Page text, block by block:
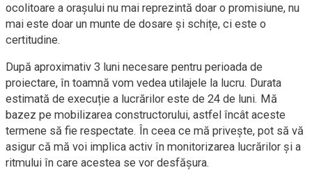
ocolitoare a orașului nu mai reprezintă doar o promisiune, nu
mai este doar un munte de dosare și schițe, ci este o
certitudine.
După aproximativ 3 luni necesare pentru perioada de
proiectare, în toamnă vom vedea utilajele la lucru. Durata
estimată de execuție a lucrărilor este de 24 de luni. Mă
bazez pe mobilizarea constructorului, astfel încât aceste
termene să fie respectate. În ceea ce mă privește, pot să vă
asigur că mă voi implica activ în monitorizarea lucrărilor și a
ritmului în care acestea se vor desfășura.